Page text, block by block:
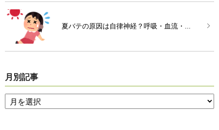
夏バテの原因は自律神経？呼吸・血流・...
月別記事